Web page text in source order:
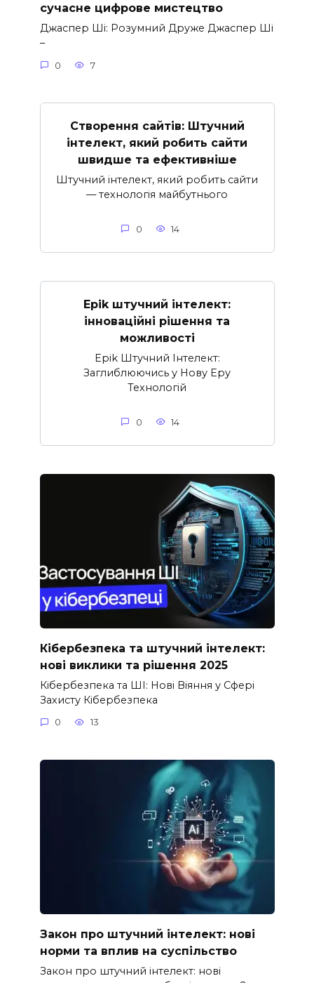
сучасне цифрове мистецтво
Джаспер Ші: Розумний Друже Джаспер Ші
–
0 7
Створення сайтів: Штучний
інтелект, який робить сайти
швидше та ефективніше
Штучний інтелект, який робить сайти
— технологія майбутнього
0 14
Epik штучний інтелект:
інноваційні рішення та
можливості
Epik Штучний Інтелект:
Заглиблюючись у Нову Еру
Технологій
0 14
Кібербезпека та штучний інтелект:
нові виклики та рішення 2025
Кібербезпека та ШІ: Нові Віяння у Сфері
Захисту Кібербезпека
0 13
Закон про штучний інтелект: нові
норми та вплив на суспільство
Закон про штучний інтелект: нові